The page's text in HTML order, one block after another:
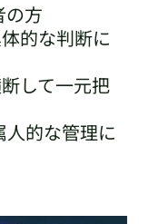
の方
的な判断に
して一元把
人的な管理に